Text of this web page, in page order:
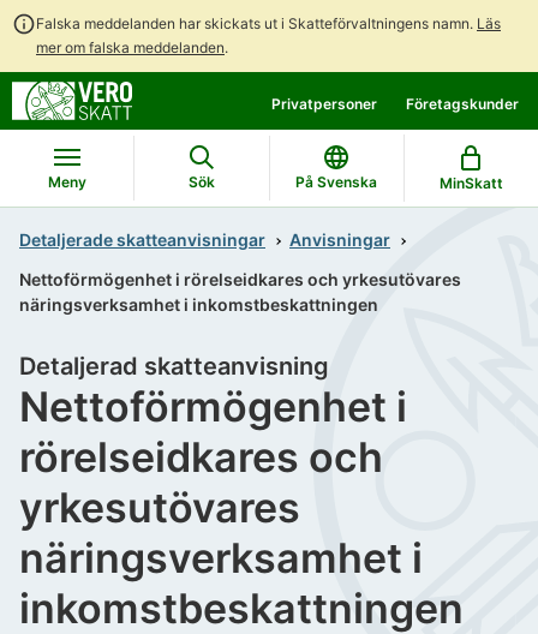
Falska meddelanden har skickats ut i Skatteförvaltningens namn. Läs
mer om falska meddelanden.
direkt
till
innehållet
till
hela
webbplatsens
sökning
Privatpersoner Företagskunder
Meny Sök På Svenska MinSkatt
Detaljerade skatteanvisningar
Anvisningar
Nettoförmögenhet i rörelseidkares och yrkesutövares
näringsverksamhet i inkomstbeskattningen
Nettoförmögenhet i
rörelseidkares och
yrkesutövares
näringsverksamhet i
inkomstbeskattningen
Detaljerad skatteanvisning